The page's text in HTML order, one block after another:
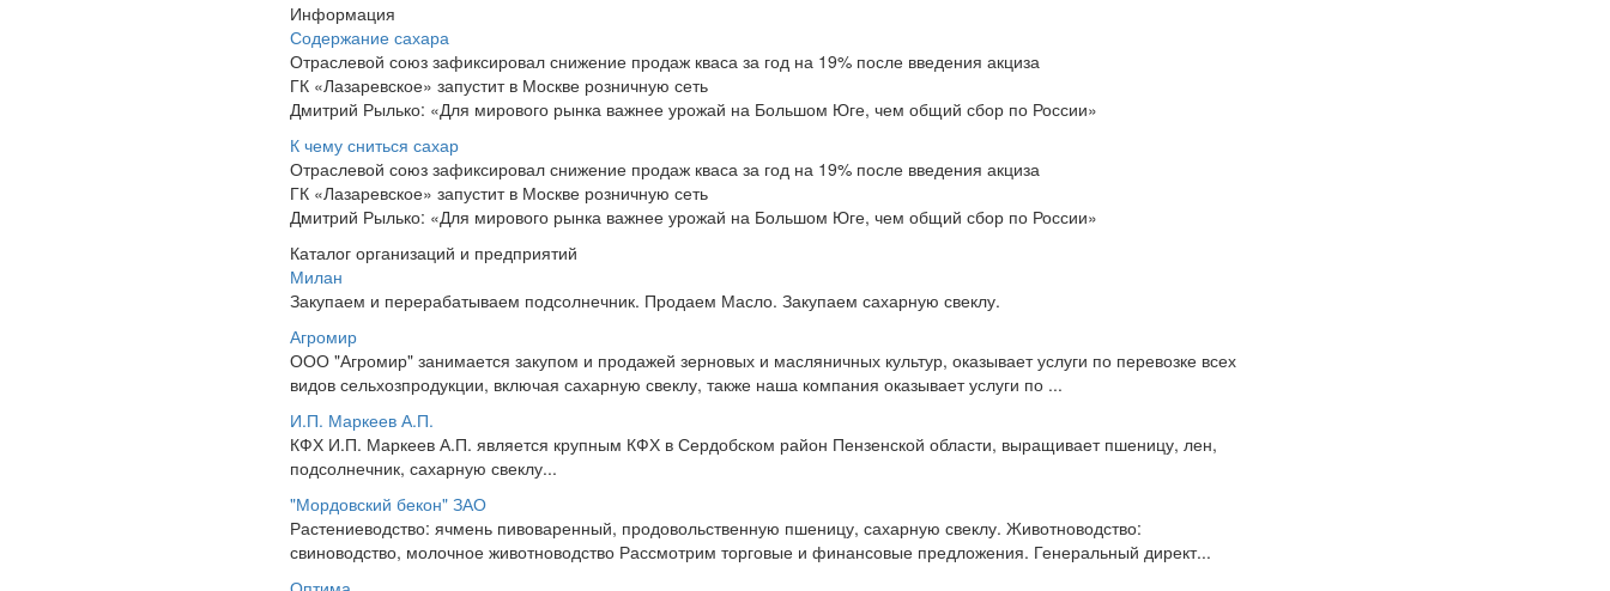
Информация
Содержание сахара
Отраслевой союз зафиксировал снижение продаж кваса за год на 19% после введения акциза
ГК «Лазаревское» запустит в Москве розничную сеть
Дмитрий Рылько: «Для мирового рынка важнее урожай на Большом Юге, чем общий сбор по России»
К чему сниться сахар
Отраслевой союз зафиксировал снижение продаж кваса за год на 19% после введения акциза
ГК «Лазаревское» запустит в Москве розничную сеть
Дмитрий Рылько: «Для мирового рынка важнее урожай на Большом Юге, чем общий сбор по России»
Каталог организаций и предприятий
Милан
Закупаем и перерабатываем подсолнечник. Продаем Масло. Закупаем сахарную свеклу.
Агромир
ООО "Агромир" занимается закупом и продажей зерновых и масляничных культур, оказывает услуги по перевозке всех
видов сельхозпродукции, включая сахарную свеклу, также наша компания оказывает услуги по ...
И.П. Маркеев А.П.
КФХ И.П. Маркеев А.П. является крупным КФХ в Сердобском район Пензенской области, выращивает пшеницу, лен,
подсолнечник, сахарную свеклу...
"Мордовский бекон" ЗАО
Растениеводство: ячмень пивоваренный, продовольственную пшеницу, сахарную свеклу. Животноводство:
свиноводство, молочное животноводство Рассмотрим торговые и финансовые предложения. Генеральный директ...